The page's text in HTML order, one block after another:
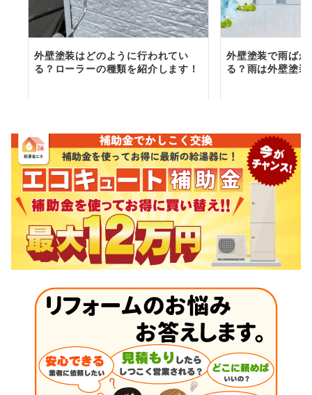
外壁塗装はどのように行われてい
る？ローラーの種類を紹介します！
外壁塗装で雨ば
る？雨は外壁塗